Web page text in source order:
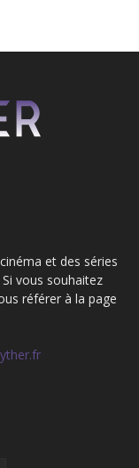
et des séries
vous souhaitez
référer à la page